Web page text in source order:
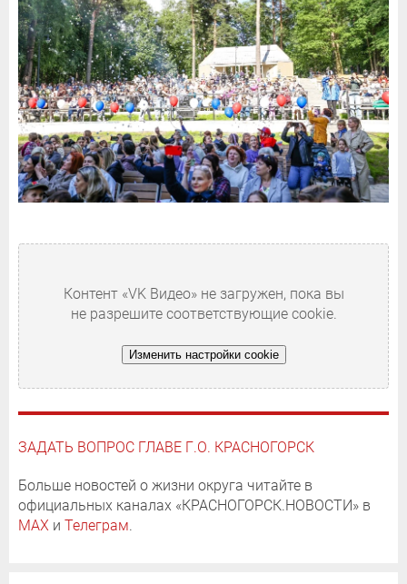
Контент «VK Видео» не загружен, пока вы
не разрешите соответствующие cookie.
Изменить настройки cookie
ЗАДАТЬ ВОПРОС ГЛАВЕ Г.О. КРАСНОГОРСК
Больше новостей о жизни округа читайте в
официальных каналах «КРАСНОГОРСК.НОВОСТИ» в
MAX и Телеграм.